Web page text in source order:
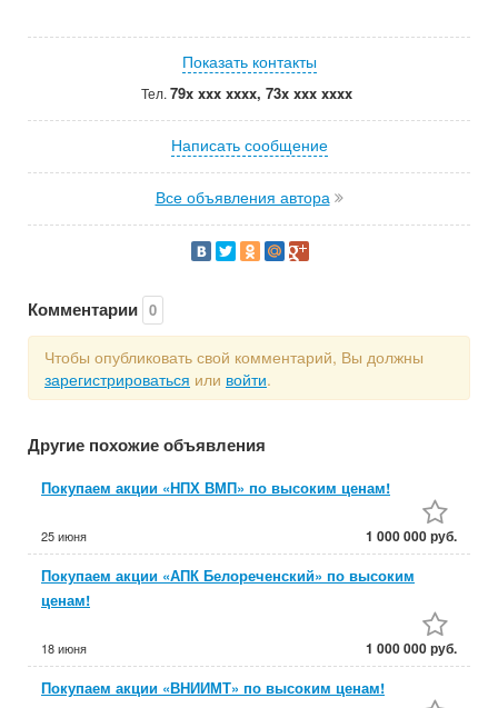
Показать контакты
Тел. 79x xxx xxxx, 73x xxx xxxx
Написать сообщение
Все объявления автора
Комментарии 0
Чтобы опубликовать свой комментарий, Вы должны
зарегистрироваться или войти.
Другие похожие объявления
Покупаем акции «НПХ ВМП» по высоким ценам!
25 июня 1 000 000 руб.
Покупаем акции «АПК Белореченский» по высоким
ценам!
18 июня 1 000 000 руб.
Покупаем акции «ВНИИМТ» по высоким ценам!